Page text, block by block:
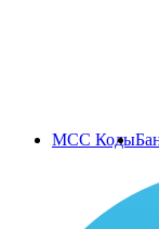
MCC Коды